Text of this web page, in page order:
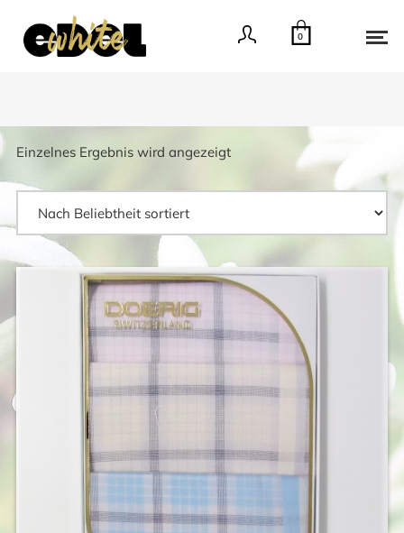
0
Einzelnes Ergebnis wird angezeigt